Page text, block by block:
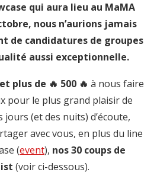
qui aura lieu au MaMA
nous n’aurions jamais
de candidatures de groupes
aussi exceptionnelle.
plus de 🔥 500 🔥 à nous faire
pour le plus grand plaisir de
jours (et des nuits) d’écoute,
avec vous, en plus du line
(event), nos 30 coups de
(voir ci-dessous).